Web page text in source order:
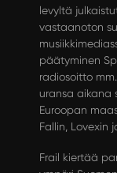
levyltä
vastaanoton
päätyminen
radiosoitto
uransa aikana
Euroopan
Fallin, Lovexin
Frail kiertää